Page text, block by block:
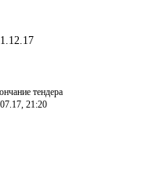
тендера
21:20